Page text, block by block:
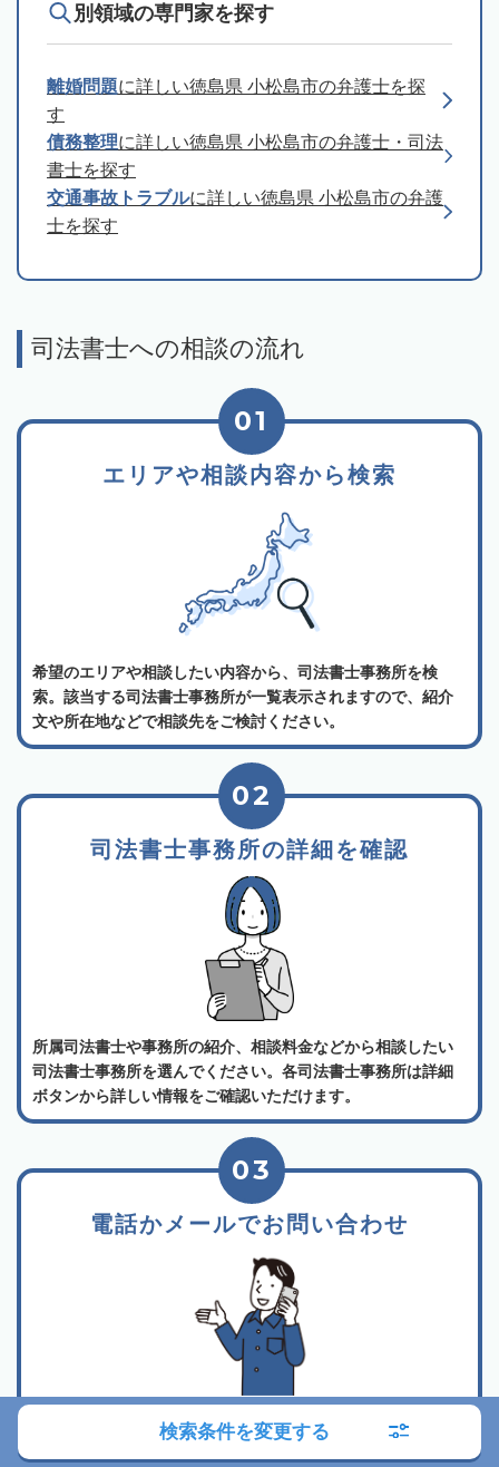
別領域の専門家を探す
離婚問題に詳しい徳島県 小松島市の弁護士を探
す
債務整理に詳しい徳島県 小松島市の弁護士・司法
書士を探す
交通事故トラブルに詳しい徳島県 小松島市の弁護
士を探す
司法書士への相談の流れ
エリアや相談内容から検索
01
希望のエリアや相談したい内容から、司法書士事務所を検
索。該当する司法書士事務所が一覧表示されますので、紹介
文や所在地などで相談先をご検討ください。
司法書士事務所の詳細を確認
02
所属司法書士や事務所の紹介、相談料金などから相談したい
司法書士事務所を選んでください。各司法書士事務所は詳細
ボタンから詳しい情報をご確認いただけます。
電話かメールでお問い合わせ
03
相談したい事務所が決まったら、事務所詳細ページに記載さ
れている電話するボタン、またはメールフォームからお問い
検索条件を変更する